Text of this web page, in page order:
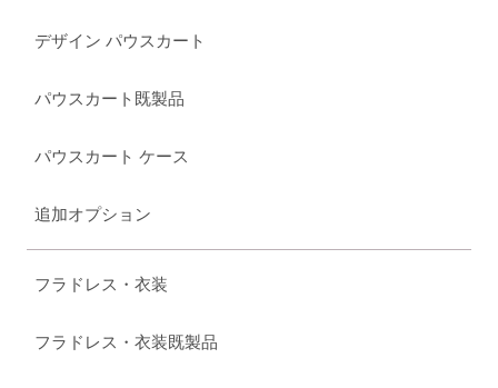
デザイン パウスカート
パウスカート既製品
パウスカート ケース
追加オプション
フラドレス・衣装
フラドレス・衣装既製品